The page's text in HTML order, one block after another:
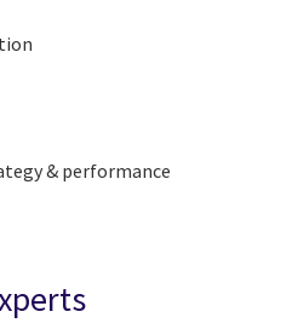
& performance